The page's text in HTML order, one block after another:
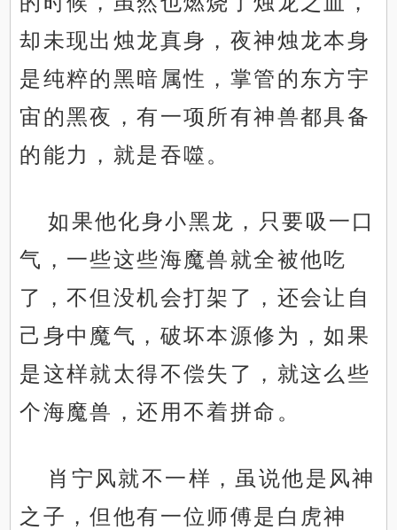
却未现出烛龙真身，夜神烛龙本身
是纯粹的黑暗属性，掌管的东方宇
宙的黑夜，有一项所有神兽都具备
的能力，就是吞噬。
如果他化身小黑龙，只要吸一口
气，一些这些海魔兽就全被他吃
了，不但没机会打架了，还会让自
己身中魔气，破坏本源修为，如果
是这样就太得不偿失了，就这么些
个海魔兽，还用不着拼命。
肖宁风就不一样，虽说他是风神
之子，但他有一位师傅是白虎神